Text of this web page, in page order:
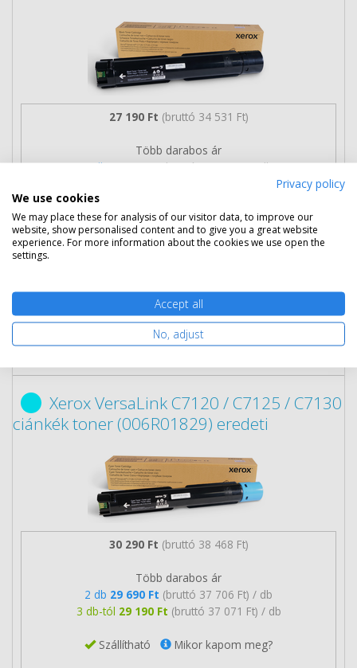
27 190 Ft (bruttó 34 531 Ft)
Több darabos ár
2 db25 290 Ft (bruttó 32 118 Ft) / db
(bruttó 31 483 Ft) / db
2-5 munkanap Mikor kapom meg?
Kosárba tesz
Xerox VersaLink C7120 / C7125 / C7130
ciánkék toner (006R01829) eredeti
30 290 Ft (bruttó 38 468 Ft)
Több darabos ár
2 db 29 690 Ft (bruttó 37 706 Ft) / db
3 db-tól 29 190 Ft (bruttó 37 071 Ft) / db
Szállítható Mikor kapom meg?
Privacy policy
We use cookies
We may place these for analysis of our visitor data, to improve our
website, show personalised content and to give you a great website
experience. For more information about the cookies we use open the
settings.
Accept all
No, adjust